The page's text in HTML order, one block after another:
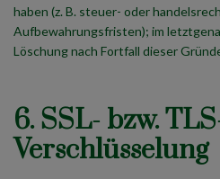
haben (z. B. steuer- oder
Aufbewahrungsfristen); im
Löschung nach Fortfall dieser
6. SSL- bzw.
Verschlüsselung